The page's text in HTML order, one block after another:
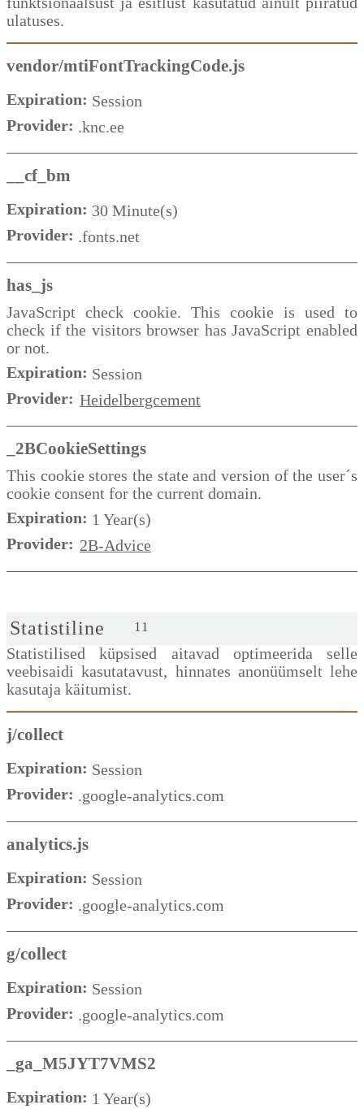
ulatuses.
vendor/mtiFontTrackingCode.js
Expiration: Session
Provider: .knc.ee
__cf_bm
Expiration: 30 Minute(s)
Provider: .fonts.net
has_js
JavaScript check cookie. This cookie is used to
check if the visitors browser has JavaScript enabled
or not.
Expiration: Session
Provider: Heidelbergcement
_2BCookieSettings
This cookie stores the state and version of the user´s
cookie consent for the current domain.
Expiration: 1 Year(s)
Provider: 2B-Advice
Statistiline 11
Statistilised küpsised aitavad optimeerida selle
veebisaidi kasutatavust, hinnates anonüümselt lehe
kasutaja käitumist.
j/collect
Expiration: Session
Provider: .google-analytics.com
analytics.js
Expiration: Session
Provider: .google-analytics.com
g/collect
Expiration: Session
Provider: .google-analytics.com
_ga_M5JYT7VMS2
Expiration: 1 Year(s)